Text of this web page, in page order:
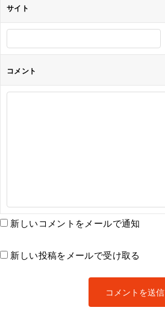
サイト
コメント
新しいコメントをメールで通知
新しい投稿をメールで受け取る